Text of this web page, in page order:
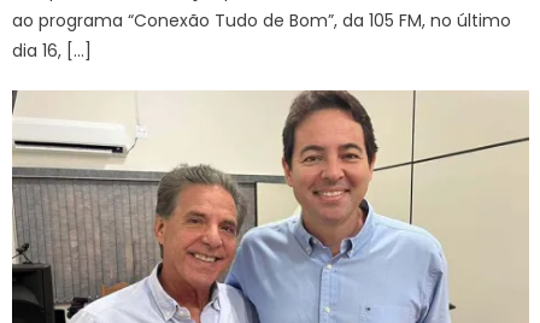
ao programa “Conexão Tudo de Bom”, da 105 FM, no último
dia 16, […]